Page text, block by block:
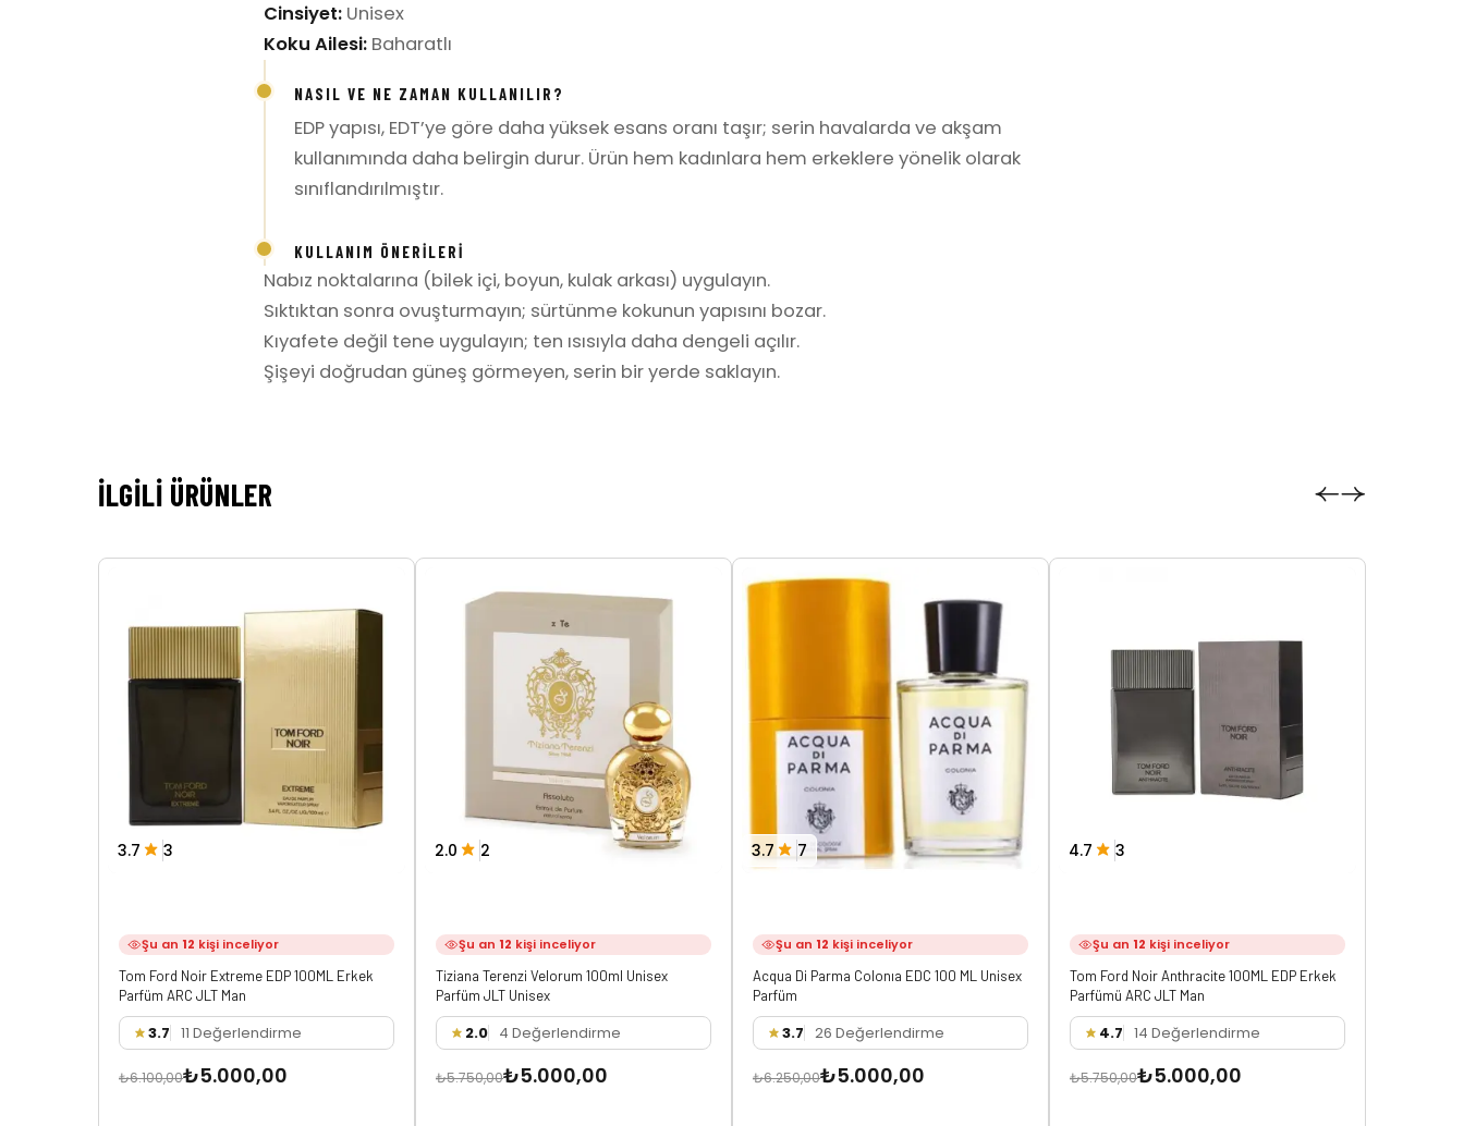
Cinsiyet: Unisex
Koku Ailesi: Baharatlı
NASIL VE NE ZAMAN KULLANILIR?
EDP yapısı, EDT’ye göre daha yüksek esans oranı taşır; serin havalarda ve akşam
kullanımında daha belirgin durur. Ürün hem kadınlara hem erkeklere yönelik olarak
sınıflandırılmıştır.
KULLANIM ÖNERILERI
Nabız noktalarına (bilek içi, boyun, kulak arkası) uygulayın.
Sıktıktan sonra ovuşturmayın; sürtünme kokunun yapısını bozar.
Kıyafete değil tene uygulayın; ten ısısıyla daha dengeli açılır.
Şişeyi doğrudan güneş görmeyen, serin bir yerde saklayın.
İLGILI ÜRÜNLER
3.7 3
Şu an 12 kişi inceliyor
Tom Ford Noir Extreme EDP 100ML Erkek
Parfüm ARC JLT Man
3.7 11 Değerlendirme
₺6.100,00₺5.000,00
2.0 2
Şu an 12 kişi inceliyor
Tiziana Terenzi Velorum 100ml Unisex
Parfüm JLT Unisex
2.0 4 Değerlendirme
₺5.750,00₺5.000,00
3.7 7
Şu an 12 kişi inceliyor
Acqua Di Parma Colonıa EDC 100 ML Unisex
Parfüm
3.7 26 Değerlendirme
₺6.250,00₺5.000,00
4.7 3
Şu an 12 kişi inceliyor
Tom Ford Noir Anthracite 100ML EDP Erkek
Parfümü ARC JLT Man
4.7 14 Değerlendirme
₺5.750,00₺5.000,00